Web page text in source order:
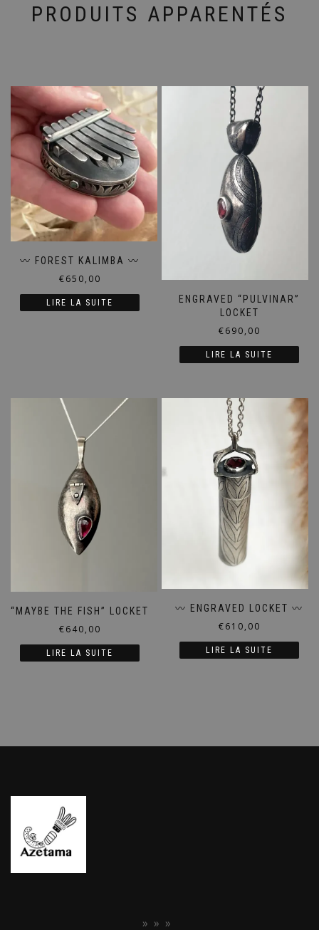
PRODUITS APPARENTÉS
〰️ FOREST KALIMBA 〰️
€650,00
LIRE LA SUITE
ENGRAVED “PULVINAR”
LOCKET
€690,00
LIRE LA SUITE
“MAYBE THE FISH” LOCKET
€640,00
LIRE LA SUITE
〰️ ENGRAVED LOCKET 〰️
€610,00
LIRE LA SUITE